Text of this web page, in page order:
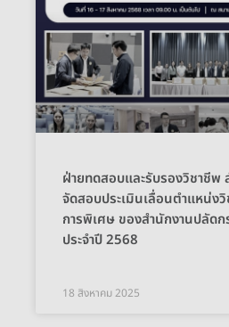
ฝ่ายทดสอบและรับรองวิชาชีพ
จัดสอบประเมินเลื่อนตำแหน่ง
การพิเศษ ของสำนักงานปลัดก
ประจำปี 2568
18 สิงหาคม 2025